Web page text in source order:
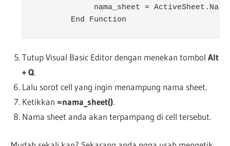
             nama_sheet = ActiveSheet.Name
	End Function
Tutup Visual Basic Editor dengan menekan tombol Alt
+ Q.
Lalu sorot cell yang ingin menampung nama sheet.
Ketikkan =nama_sheet().
Nama sheet anda akan terpampang di cell tersebut.